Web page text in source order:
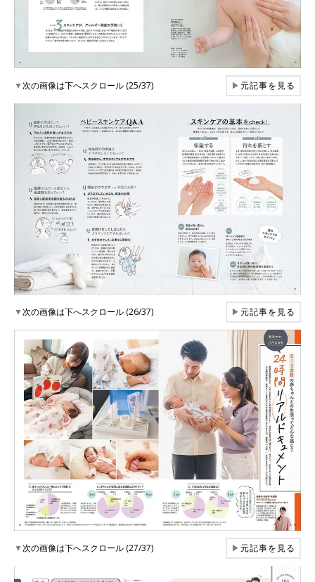
▼次の画像は下へスクロール (25/37) ▶元記事を見る
▼次の画像は下へスクロール (26/37) ▶元記事を見る
▼次の画像は下へスクロール (27/37) ▶元記事を見る